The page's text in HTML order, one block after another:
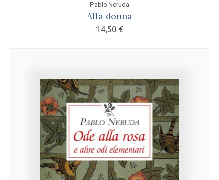
Pablo Neruda
Alla donna
14,50 €